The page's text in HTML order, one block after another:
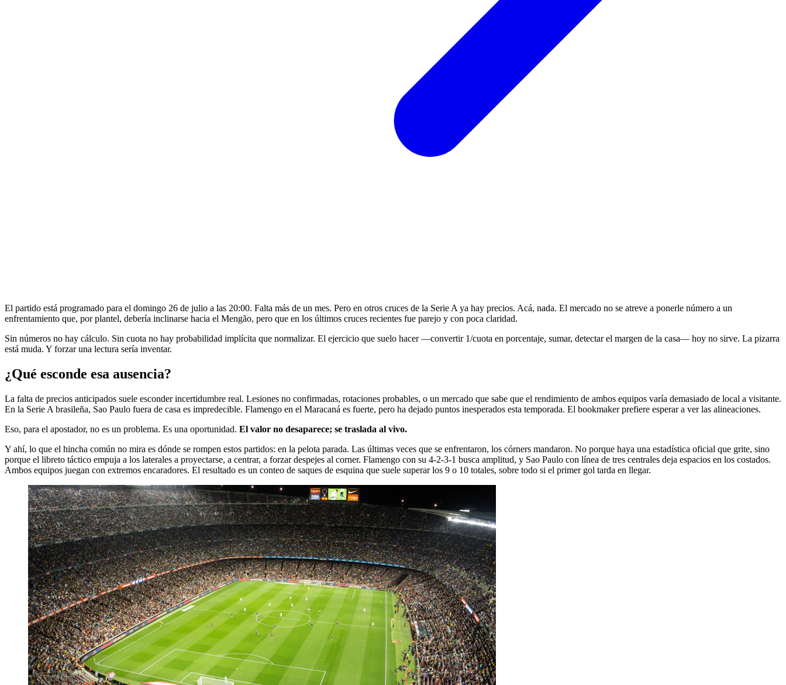
El partido está programado para el domingo 26 de julio a las 20:00. Falta más de un mes. Pero en otros cruces de la Serie A ya hay precios. Acá, nada. El mercado no se atreve a ponerle número a un
enfrentamiento que, por plantel, debería inclinarse hacia el Mengão, pero que en los últimos cruces recientes fue parejo y con poca claridad.
Sin números no hay cálculo. Sin cuota no hay probabilidad implícita que normalizar. El ejercicio que suelo hacer —convertir 1/cuota en porcentaje, sumar, detectar el margen de la casa— hoy no sirve. La pizarra
está muda. Y forzar una lectura sería inventar.
¿Qué esconde esa ausencia?
La falta de precios anticipados suele esconder incertidumbre real. Lesiones no confirmadas, rotaciones probables, o un mercado que sabe que el rendimiento de ambos equipos varía demasiado de local a visitante.
En la Serie A brasileña, Sao Paulo fuera de casa es impredecible. Flamengo en el Maracaná es fuerte, pero ha dejado puntos inesperados esta temporada. El bookmaker prefiere esperar a ver las alineaciones.
Eso, para el apostador, no es un problema. Es una oportunidad. El valor no desaparece; se traslada al vivo.
Y ahí, lo que el hincha común no mira es dónde se rompen estos partidos: en la pelota parada. Las últimas veces que se enfrentaron, los córners mandaron. No porque haya una estadística oficial que grite, sino
porque el libreto táctico empuja a los laterales a proyectarse, a centrar, a forzar despejes al corner. Flamengo con su 4-2-3-1 busca amplitud, y Sao Paulo con línea de tres centrales deja espacios en los costados.
Ambos equipos juegan con extremos encaradores. El resultado es un conteo de saques de esquina que suele superar los 9 o 10 totales, sobre todo si el primer gol tarda en llegar.